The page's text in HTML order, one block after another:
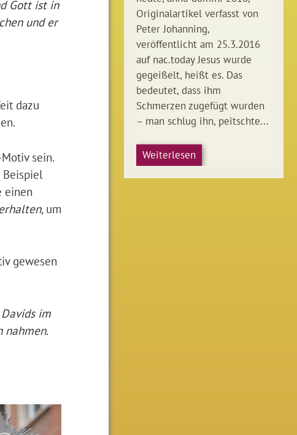
Gott ist in
und er
dazu
sein.
einen
erhalten, um
gewesen
im
nahmen.
Originalartikel verfasst von
Peter Johanning,
veröffentlicht am 25.3.2016
auf nac.today Jesus wurde
gegeißelt, heißt es. Das
bedeutet, dass ihm
Schmerzen zugefügt wurden
– man schlug ihn, peitschte...
Weiterlesen